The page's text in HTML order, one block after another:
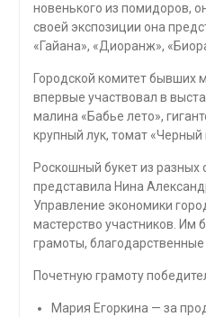
новенького из помидоров,
своей экспозиции она
«Гайана», «Диоранж»,
Городской комитет бывших
впервые участвовал в
малина «Бабье лето»,
крупный лук, томат «Черный
Роскошный букет из разных
представила Нина
Управление экономики
мастерство участников. Им
грамоты,
Почетную грамоту
Мария Егоркина — за